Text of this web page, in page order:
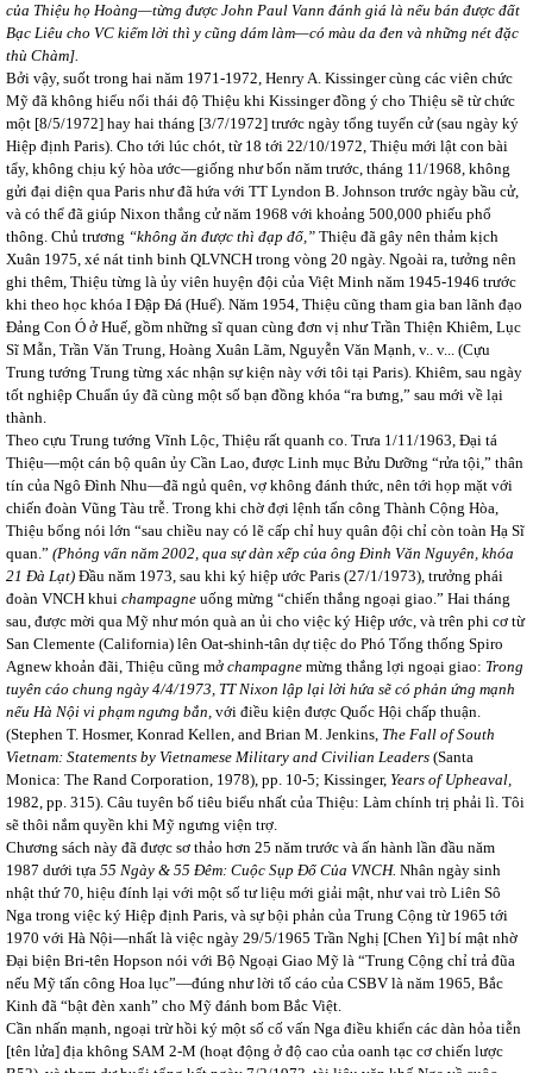
của Thiệu họ Hoàng—từng được John Paul Vann đánh giá là nếu bán được đất
Bạc Liêu cho VC kiếm lời thì y cũng dám làm—có màu da đen và những nét đặc
thù Chàm].
Bởi vậy, suốt trong hai năm 1971-1972, Henry A. Kissinger cùng các viên chức
Mỹ đã không hiểu nổi thái độ Thiệu khi Kissinger đồng ý cho Thiệu sẽ từ chức
một [8/5/1972] hay hai tháng [3/7/1972] trước ngày tổng tuyển cử (sau ngày ký
Hiệp định Paris). Cho tới lúc chót, từ 18 tới 22/10/1972, Thiệu mới lật con bài
tẩy, không chịu ký hòa ước—giống như bốn năm trước, tháng 11/1968, không
gửi đại diện qua Paris như đã hứa với TT Lyndon B. Johnson trước ngày bầu cử,
và có thể đã giúp Nixon thắng cử năm 1968 với khoảng 500,000 phiếu phổ
thông. Chủ trương “không ăn được thì đạp đổ,” Thiệu đã gây nên thảm kịch
Xuân 1975, xé nát tinh binh QLVNCH trong vòng 20 ngày. Ngoài ra, tưởng nên
ghi thêm, Thiệu từng là ủy viên huyện đội của Việt Minh năm 1945-1946 trước
khi theo học khóa I Đập Đá (Huế). Năm 1954, Thiệu cũng tham gia ban lãnh đạo
Đảng Con Ó ở Huế, gồm những sĩ quan cùng đơn vị như Trần Thiện Khiêm, Lục
Sĩ Mẫn, Trần Văn Trung, Hoàng Xuân Lãm, Nguyễn Văn Mạnh, v.. v... (Cựu
Trung tướng Trung từng xác nhận sự kiện này với tôi tại Paris). Khiêm, sau ngày
tốt nghiệp Chuẩn úy đã cùng một số bạn đồng khóa “ra bưng,” sau mới về lại
thành.
Theo cựu Trung tướng Vĩnh Lộc, Thiệu rất quanh co. Trưa 1/11/1963, Đại tá
Thiệu—một cán bộ quân ủy Cần Lao, được Linh mục Bửu Dưỡng “rửa tội,” thân
tín của Ngô Đình Nhu—đã ngủ quên, vợ không đánh thức, nên tới họp mặt với
chiến đoàn Vũng Tàu trễ. Trong khi chờ đợi lệnh tấn công Thành Cộng Hòa,
Thiệu bổng nói lớn “sau chiều nay có lẽ cấp chỉ huy quân đội chỉ còn toàn Hạ Sĩ
quan.” (Phỏng vấn năm 2002, qua sự dàn xếp của ông Đinh Văn Nguyên, khóa
21 Đà Lạt) Đầu năm 1973, sau khi ký hiệp ước Paris (27/1/1973), trưởng phái
đoàn VNCH khui champagne uống mừng “chiến thắng ngoại giao.” Hai tháng
sau, được mời qua Mỹ như món quà an ủi cho việc ký Hiệp ước, và trên phi cơ từ
San Clemente (California) lên Oat-shinh-tân dự tiệc do Phó Tổng thống Spiro
Agnew khoản đãi, Thiệu cũng mở champagne mừng thắng lợi ngoại giao: Trong
tuyên cáo chung ngày 4/4/1973, TT Nixon lập lại lời hứa sẽ có phản ứng mạnh
nếu Hà Nội vi phạm ngưng bắn, với điều kiện được Quốc Hội chấp thuận.
(Stephen T. Hosmer, Konrad Kellen, and Brian M. Jenkins, The Fall of South
Vietnam: Statements by Vietnamese Military and Civilian Leaders (Santa
Monica: The Rand Corporation, 1978), pp. 10-5; Kissinger, Years of Upheaval,
1982, pp. 315). Câu tuyên bố tiêu biểu nhất của Thiệu: Làm chính trị phải lì. Tôi
sẽ thôi nắm quyền khi Mỹ ngưng viện trợ.
Chương sách này đã được sơ thảo hơn 25 năm trước và ấn hành lần đầu năm
1987 dưới tựa 55 Ngày & 55 Đêm: Cuộc Sụp Đổ Của VNCH. Nhân ngày sinh
nhật thứ 70, hiệu đính lại với một số tư liệu mới giải mật, như vai trò Liên Sô
Nga trong việc ký Hiệp định Paris, và sự bội phản của Trung Cộng từ 1965 tới
1970 với Hà Nội—nhất là việc ngày 29/5/1965 Trần Nghị [Chen Yi] bí mật nhờ
Đại biện Bri-tên Hopson nói với Bộ Ngoại Giao Mỹ là “Trung Cộng chỉ trả đũa
nếu Mỹ tấn công Hoa lục”—đúng như lời tố cáo của CSBV là năm 1965, Bắc
Kinh đã “bật đèn xanh” cho Mỹ đánh bom Bắc Việt.
Cần nhấn mạnh, ngoại trừ hồi ký một số cố vấn Nga điều khiển các dàn hỏa tiễn
[tên lửa] địa không SAM 2-M (hoạt động ở độ cao của oanh tạc cơ chiến lược